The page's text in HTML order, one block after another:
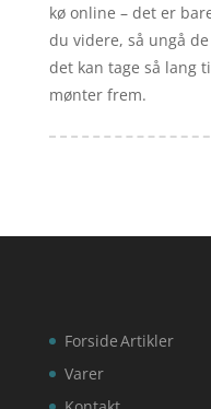
kø online – det er
du videre, så ungå
det kan tage så lang
mønter frem.
Forside
Varer
Artikler